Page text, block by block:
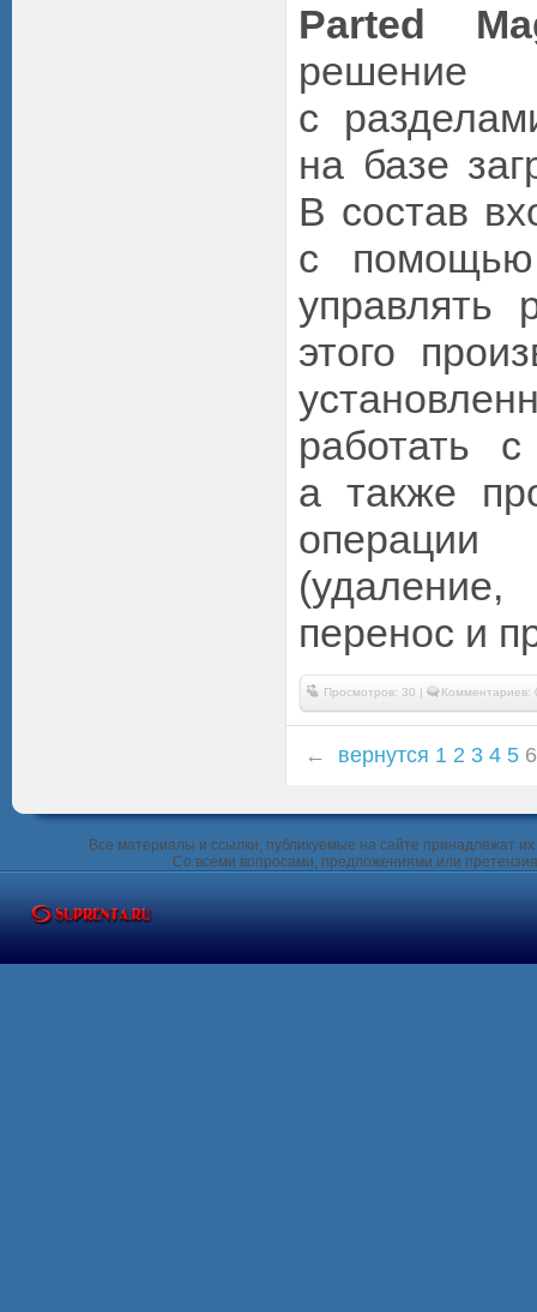
Parted
с
на базе
В состав
с
управлять
этого
работать
а также
(удаление,
перенос и
Просмотров: 30 | Комментариев:
← вернутся 1 2 3 4 5 6
Все материалы и ссылки, публикуемые на сайте принадлежат
Со всеми вопросами, предложениями или